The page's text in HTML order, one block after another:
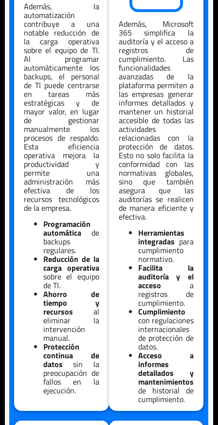
Además, la
automatización
contribuye a una
notable reducción de
la carga operativa
sobre el equipo de TI.
Al programar
automáticamente los
backups, el personal
de TI puede centrarse
en tareas más
estratégicas y de
mayor valor, en lugar
de gestionar
manualmente los
procesos de respaldo.
Esta eficiencia
operativa mejora la
productividad y
permite una
administración más
efectiva de los
recursos tecnológicos
de la empresa.
Programación
automática de
backups
regulares.
Reducción de la
carga operativa
sobre el equipo
de TI.
Ahorro de
tiempo y
recursos al
eliminar la
intervención
manual.
Protección
continua de
datos sin la
preocupación de
fallos en la
ejecución.
Además, Microsoft
365 simplifica la
auditoría y el acceso a
registros de
cumplimiento. Las
funcionalidades
avanzadas de la
plataforma permiten a
las empresas generar
informes detallados y
mantener un historial
accesible de todas las
actividades
relacionadas con la
protección de datos.
Esto no solo facilita la
conformidad con las
normativas globales,
sino que también
asegura que las
auditorías se realicen
de manera eficiente y
efectiva.
Herramientas
integradas para
cumplimiento
normativo.
Facilita la
auditoría y el
acceso a
registros de
cumplimiento.
Cumplimiento
con regulaciones
internacionales
de protección de
datos.
Acceso a
informes
detallados y
mantenimientos
de historial de
cumplimiento.